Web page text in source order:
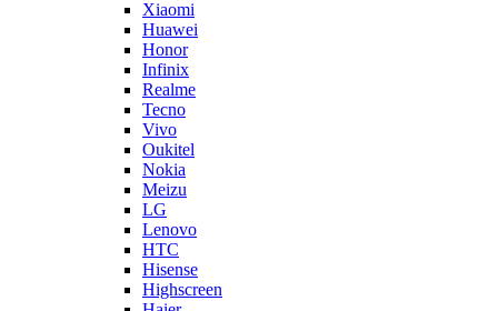
Xiaomi
Huawei
Honor
Infinix
Realme
Tecno
Vivo
Oukitel
Nokia
Meizu
LG
Lenovo
HTC
Hisense
Highscreen